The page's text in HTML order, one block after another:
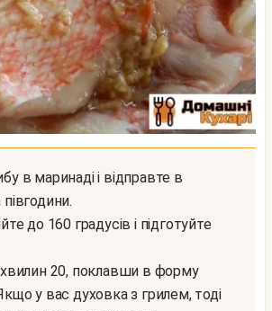
до 160 градусів і підготуйте
хвилин 20, поклавши в форму
у вас духовка з грилем, тоді